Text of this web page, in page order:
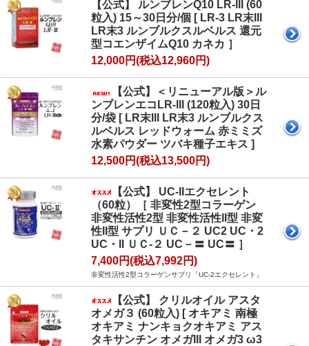
【公式】 ルンブレンQ10 LR-III (60
粒入) 15～30日分/個 [ LR-3 LR末III
LR末3 ルンブルクスルベルス 還元
型コエンザイムQ10 カネカ ］
12,000円(税込12,960円)
【公式】＜リニューアル版＞ル
ンブレンエコLR-III (120粒入) 30日
分/袋 [ LR末III LR末3 ルンブルクス
ルベルス レッドウォーム 赤ミミズ
水素パウダー ツバキ種子エキス ]
12,500円(税込13,500円)
【公式】 UC-IIエクセレント
（60粒）［ 非変性2型コラーゲン
非変性活性2型 非変性活性II型 非変
性II型 サプリ ＵＣ－２ UC2 UC・2
UC・II ＵＣ-２ UC－〓 UC〓 ］
7,400円(税込7,992円)
非変性活性2型コラーゲンサプリ「UC-2エクセレント」
【公式】 クリルオイル アスタ
オメガ３ (60粒入) [ オキアミ 南極
オキアミ ナンキョクオキアミ アス
タキサンチン オメガIII オメガ3 ω3